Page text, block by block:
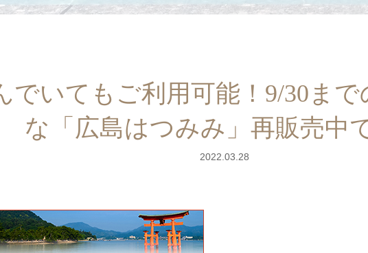
でいてもご利用可能！9/30ま
な「広島はつみみ」再販売中
2022.03.28